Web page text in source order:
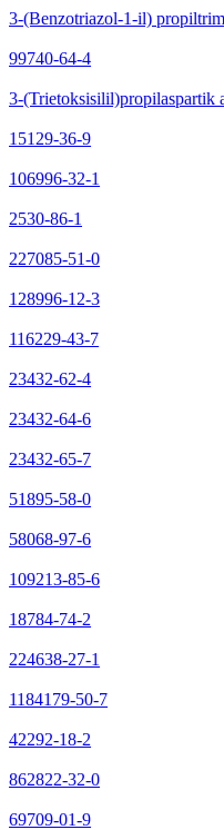
3-(Benzotriazol-1-il)
99740-64-4
3-(Trietoksisilil)propilaspartik
15129-36-9
106996-32-1
2530-86-1
227085-51-0
128996-12-3
116229-43-7
23432-62-4
23432-64-6
23432-65-7
51895-58-0
58068-97-6
109213-85-6
18784-74-2
224638-27-1
1184179-50-7
42292-18-2
862822-32-0
69709-01-9